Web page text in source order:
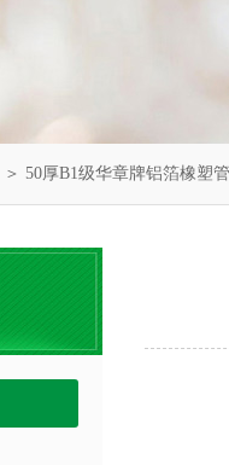
＞ 50厚B1级华章牌铝箔橡塑